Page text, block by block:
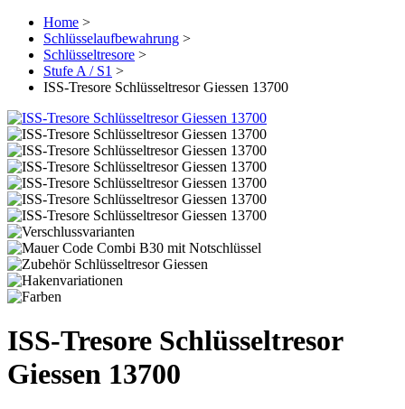
Home >
Schlüsselaufbewahrung >
Schlüsseltresore >
Stufe A / S1 >
ISS-Tresore Schlüsseltresor Giessen 13700
ISS-Tresore Schlüsseltresor
Giessen 13700